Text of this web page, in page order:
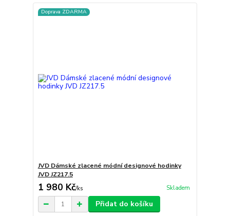
Doprava ZDARMA
JVD Dámské zlacené módní designové hodinky
JVD JZ217.5
1 980 Kč/ks Skladem
Přidat do košíku